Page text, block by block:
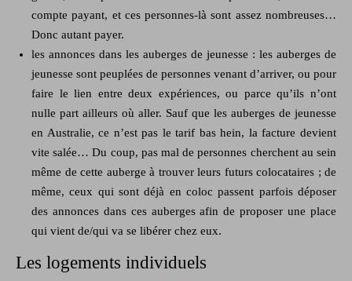
compte payant, et ces personnes-là sont assez nombreuses…
Donc autant payer.
les annonces dans les auberges de jeunesse : les auberges de
jeunesse sont peuplées de personnes venant d’arriver, ou pour
faire le lien entre deux expériences, ou parce qu’ils n’ont
nulle part ailleurs où aller. Sauf que les auberges de jeunesse
en Australie, ce n’est pas le tarif bas hein, la facture devient
vite salée… Du coup, pas mal de personnes cherchent au sein
même de cette auberge à trouver leurs futurs colocataires ; de
même, ceux qui sont déjà en coloc passent parfois déposer
des annonces dans ces auberges afin de proposer une place
qui vient de/qui va se libérer chez eux.
Les logements individuels